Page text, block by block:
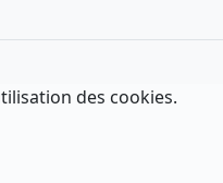
des cookies.